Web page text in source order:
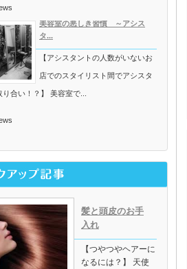
美容室の悪しき習慣 ～アシス
タ...
【アシスタントの人数がいないお
店でのスタイリスト間でアシスタ
り合い！？】 美容室で...
髪と頭皮のお手
入れ
【つやつやヘアーに
なるには？】 天使